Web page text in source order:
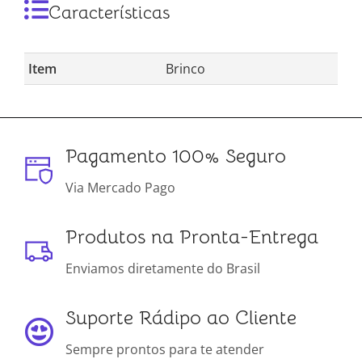
Características
Item Brinco
Pagamento 100% Seguro
Via Mercado Pago
Produtos na Pronta-Entrega
Enviamos diretamente do Brasil
Suporte Rádipo ao Cliente
Sempre prontos para te atender